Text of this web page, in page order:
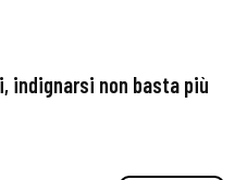
indignarsi non basta più